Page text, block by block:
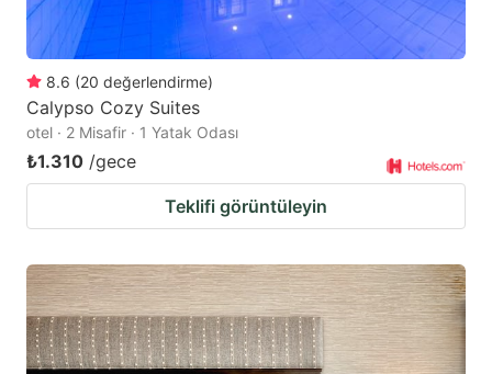
8.6 (20 değerlendirme)
Calypso Cozy Suites
otel · 2 Misafir · 1 Yatak Odası
₺1.310 /gece
Teklifi görüntüleyin